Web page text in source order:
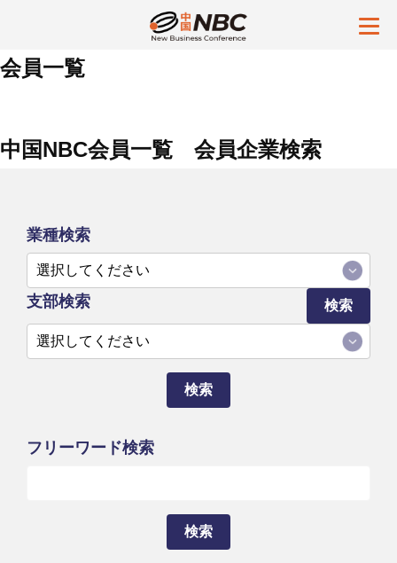
会員一覧
中国NBC会員一覧 会員企業検索
業種検索
支部検索
フリーワード検索